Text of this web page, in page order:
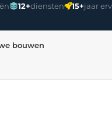
12+diensten 15+jaar
bouwen